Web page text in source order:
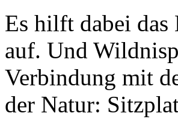
Es hilft dabei das
auf. Und
Verbindung mit
der Natur: